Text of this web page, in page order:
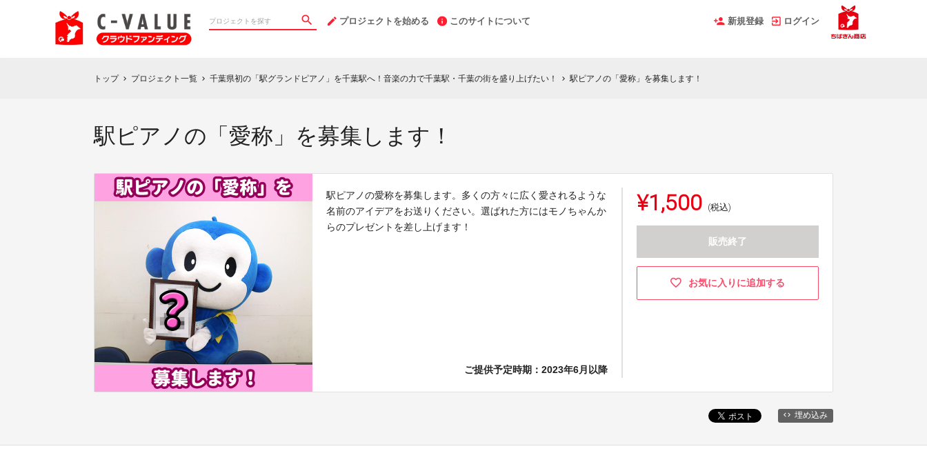
プロジェクトを始める このサイトについて 新規登録 ログイン
トップ chevron_right プロジェクト一覧 chevron_right 千葉県初の「駅グランドピアノ」を千葉駅へ！音楽の力で千葉駅・千葉の街を盛り上げたい！ chevron_right 駅ピアノの「愛称」を募集します！
駅ピアノの「愛称」を募集します！
駅ピアノの愛称を募集します。多くの方々に広く愛されるような
名前のアイデアをお送りください。選ばれた方にはモノちゃんか
らのプレゼントを差し上げます！
ご提供予定時期：2023年6月以降
¥1,500 (税込)
販売終了
お気に入りに追加する
埋め込み